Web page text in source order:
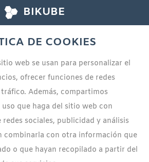
BIKUBE
DE COOKIES
web se usan para personalizar el
ofrecer funciones de redes
Además, compartimos
que haga del sitio web con
sociales, publicidad y análisis
combinarla con otra información que
o que hayan recopilado a partir del